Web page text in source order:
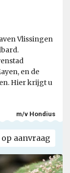
Vlissingen
en de
Hier krijgt u
m/v Hondius
op aanvraag